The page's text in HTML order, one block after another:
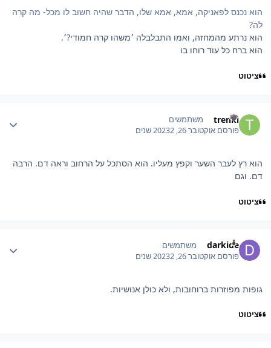
הוא נכנס לפאניקה, אמא, אמא שלו, הדבר שהיה חשוב לו מכל- מה קרה
לה?
הוא נרתע מהמחזה, ואמו התבלבלה ׳משהו קרה חמודי?׳.
הוא ברח כל עוד רוחו בו
ציטוט
trenkl משתמשים
פורסםאוקטובר 26, 2023 2 שנים
הוא רץ לעבר השער וקפץ מעליו. הוא הסתכל על הרחוב וראה דם. הרבה
דם. וגם
ציטוט
darkide משתמשים
פורסםאוקטובר 26, 2023 2 שנים
גופות מפוזרות ברוחובות, ולא כולן אנושיות.
ציטוט